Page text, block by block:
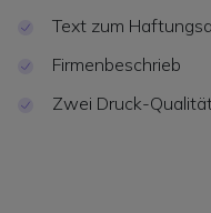
Text zum
Firmenbeschrieb
Zwei Druck-